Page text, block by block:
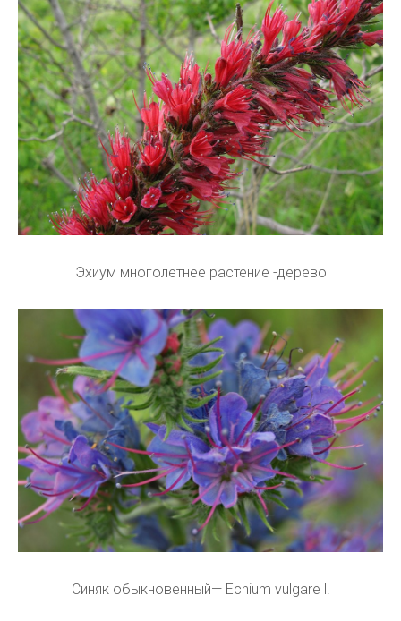
Эхиум многолетнее растение -дерево
Синяк обыкновенный— Echium vulgare l.